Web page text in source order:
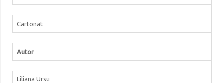
Cartonat
Autor
Liliana Ursu